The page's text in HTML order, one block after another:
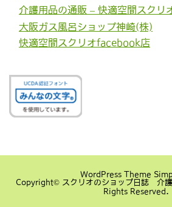
介護用品の通販 – 快適空間スクリ
大阪ガス風呂ショップ神崎(株)
快適空間スクリオfacebook店
WordPress Theme
Copyright© スクリオのショップ日誌 介
Rights Reserved.